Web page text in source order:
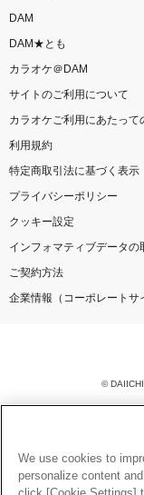
DAM
DAM★とも
カラオケ＠DAM
サイトのご利用について
カラオケご利用にあたって
利用規約
特定商取引法に基づく表示
プライバシーポリシー
クッキー設定
インフォマティブデータの
ご契約方法
企業情報（コーポレートサ
©
このサイトに掲載されてい
を問わず、著作権法の定め
とを禁じます。
楽曲及びコンテンツは、機
We use cookies to
personalize content